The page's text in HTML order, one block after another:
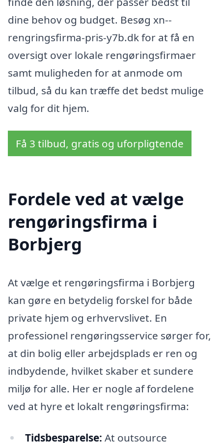
dine behov og budget. Besøg xn--
rengringsfirma-pris-y7b.dk for at få en
oversigt over lokale rengøringsfirmaer
samt muligheden for at anmode om
tilbud, så du kan træffe det bedst mulige
valg for dit hjem.
Få 3 tilbud, gratis og uforpligtende
Fordele ved at vælge
rengøringsfirma i
Borbjerg
At vælge et rengøringsfirma i Borbjerg
kan gøre en betydelig forskel for både
private hjem og erhvervslivet. En
professionel rengøringsservice sørger for,
at din bolig eller arbejdsplads er ren og
indbydende, hvilket skaber et sundere
miljø for alle. Her er nogle af fordelene
ved at hyre et lokalt rengøringsfirma:
Tidsbesparelse: At outsource